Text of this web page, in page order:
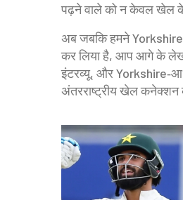
पढ़ने वाले को न केवल खेल के
अब जबकि हमने
कर लिया है, आप आगे के लेखों
इंटरव्यू, और
अंतरराष्ट्रीय खेल कनेक्शन